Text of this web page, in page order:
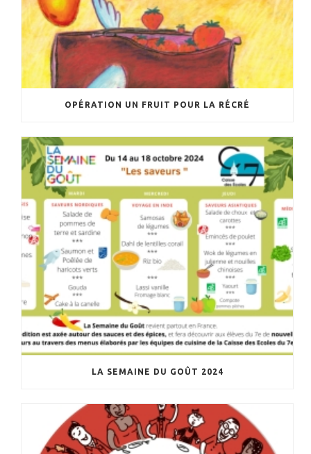
OPÉRATION UN FRUIT POUR LA RÉCRÉ
LA SEMAINE DU GOÛT 2024